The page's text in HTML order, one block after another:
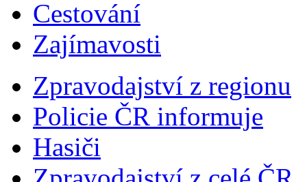
Cestování
Zajímavosti
Zpravodajství z regionu
Policie ČR informuje
Hasiči